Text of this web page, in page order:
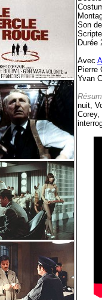
Son
Durée
Avec
Pierre
Yvan
nuit,